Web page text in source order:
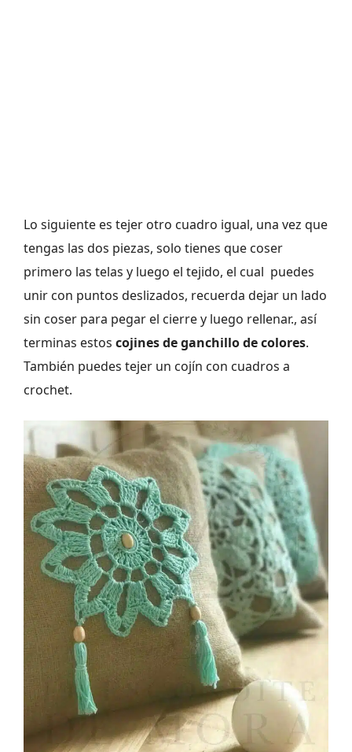
Lo siguiente es tejer otro cuadro igual, una vez que
tengas las dos piezas, solo tienes que coser
primero las telas y luego el tejido, el cual puedes
unir con puntos deslizados, recuerda dejar un lado
sin coser para pegar el cierre y luego rellenar., así
terminas estos cojines de ganchillo de colores.
También puedes tejer un cojín con cuadros a
crochet.